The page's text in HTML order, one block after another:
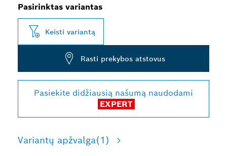
Pasirinktas variantas
Keisti variantą
Rasti prekybos atstovus
Pasiekite didžiausią našumą naudodami
EXPERT
Variantų apžvalga(1)